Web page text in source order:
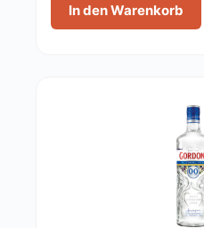
In den Warenkorb